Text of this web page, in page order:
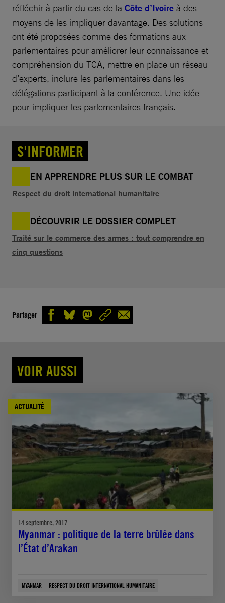
réfléchir à partir du cas de la Côte d’Ivoire à des
moyens de les impliquer davantage. Des solutions
ont été proposées comme des formations aux
parlementaires pour améliorer leur connaissance et
compréhension du TCA, mettre en place un réseau
d’experts, inclure les parlementaires dans les
délégations participant à la conférence. Une idée
pour impliquer les parlementaires français.
S'INFORMER
EN APPRENDRE PLUS SUR LE COMBAT
Respect du droit international humanitaire
DÉCOUVRIR LE DOSSIER COMPLET
Traité sur le commerce des armes : tout comprendre en
cinq questions
Partager
VOIR AUSSI
ACTUALITÉ
14 septembre, 2017
Myanmar : politique de la terre brûlée dans
l’État d’Arakan
MYANMAR RESPECT DU DROIT INTERNATIONAL HUMANITAIRE